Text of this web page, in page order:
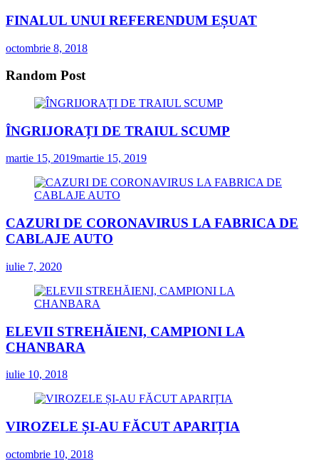
FINALUL UNUI REFERENDUM EȘUAT
octombrie 8, 2018
Random Post
ÎNGRIJORAȚI DE TRAIUL SCUMP
martie 15, 2019martie 15, 2019
CAZURI DE CORONAVIRUS LA FABRICA DE
CABLAJE AUTO
iulie 7, 2020
ELEVII STREHĂIENI, CAMPIONI LA
CHANBARA
iulie 10, 2018
VIROZELE ȘI-AU FĂCUT APARIȚIA
octombrie 10, 2018